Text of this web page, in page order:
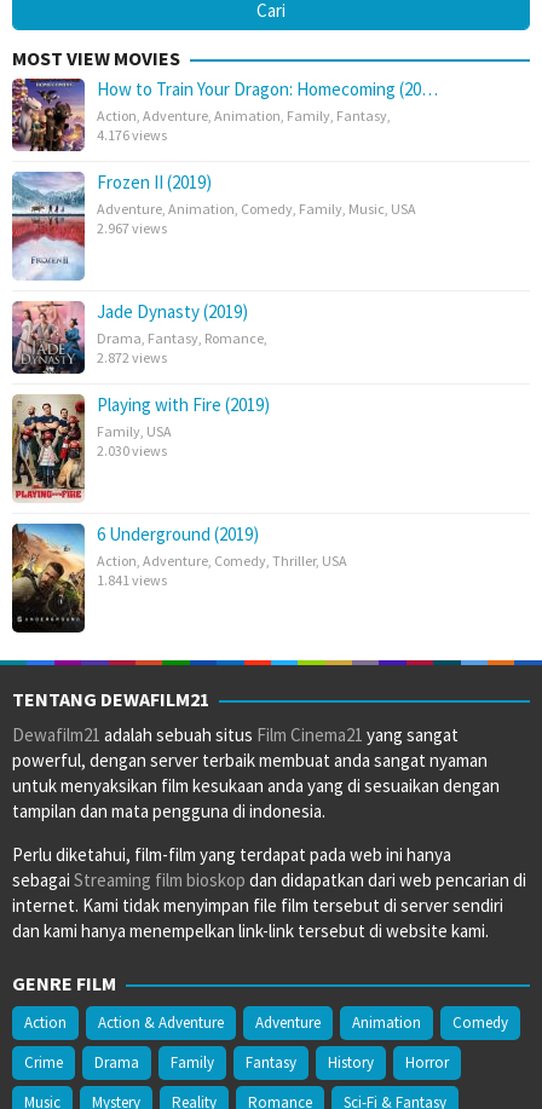
MOST VIEW MOVIES
How to Train Your Dragon: Homecoming (20…
Action, Adventure, Animation, Family, Fantasy,
4.176 views
Frozen II (2019)
Adventure, Animation, Comedy, Family, Music, USA
2.967 views
Jade Dynasty (2019)
Drama, Fantasy, Romance,
2.872 views
Playing with Fire (2019)
Family, USA
2.030 views
6 Underground (2019)
Action, Adventure, Comedy, Thriller, USA
1.841 views
TENTANG DEWAFILM21
Dewafilm21 adalah sebuah situs Film Cinema21 yang sangat
powerful, dengan server terbaik membuat anda sangat nyaman
untuk menyaksikan film kesukaan anda yang di sesuaikan dengan
tampilan dan mata pengguna di indonesia.
Perlu diketahui, film-film yang terdapat pada web ini hanya
sebagai Streaming film bioskop dan didapatkan dari web pencarian di
internet. Kami tidak menyimpan file film tersebut di server sendiri
dan kami hanya menempelkan link-link tersebut di website kami.
GENRE FILM
Action Action & Adventure Adventure Animation
Comedy
Crime
Drama Family Fantasy History
Horror
Music
Mystery Reality Romance Sci-Fi & Fantasy